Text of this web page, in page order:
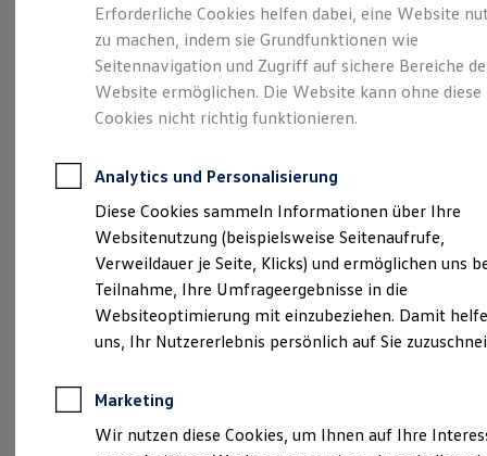
Leasing
Leasing-Angebote
Gebrauchtwagen Leasing
Junge Gebrauchtwagen-Leasing
Elektroauto Leasing
Kleinwagen-Leasing
Leasing ohne Anzahlung
Autokredit mit Schlussrate
Versicherungen und Garantien
Kfz-Versicherung
Restschuldversicherungen
Garantien
Wartungsverträge
Geschäftskunden
Professional Class bei Volkswagen
Großkunden
Behörden
Anpfiff zum Gewinn
Elektroautos
Ganz schön groß. Der
Polo.
Impressum & Rechtliches
Erforderliche Cookies helfen dabei, eine Website
zu machen, indem sie Grundfunktionen wie
Seitennavigation und Zugriff auf sichere Bereiche
Website ermöglichen. Die Website kann ohne diese
Cookies nicht richtig funktionieren.
Analytics und Personalisierung
Diese Cookies sammeln Informationen über Ihre
Websitenutzung (beispielsweise Seitenaufrufe,
Verweildauer je Seite, Klicks) und ermöglichen uns
Teilnahme, Ihre Umfrageergebnisse in die
Websiteoptimierung mit einzubeziehen. Damit
uns, Ihr Nutzererlebnis persönlich auf Sie
Marketing
Wir nutzen diese Cookies, um Ihnen auf Ihre